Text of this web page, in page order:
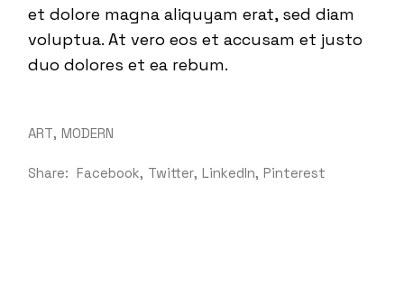
et dolore magna aliquyam erat, sed diam
voluptua. At vero eos et accusam et justo
duo dolores et ea rebum.
ART MODERN
Share: Facebook Twitter LinkedIn Pinterest